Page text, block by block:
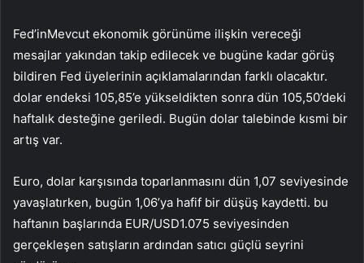
Fed’inMevcut ekonomik görünüme ilişkin vereceği
mesajlar yakından takip edilecek ve bugüne kadar görüş
bildiren Fed üyelerinin açıklamalarından farklı olacaktır.
dolar endeksi 105,85’e yükseldikten sonra dün 105,50’deki
haftalık desteğine geriledi. Bugün dolar talebinde kısmi bir
artış var.
Euro, dolar karşısında toparlanmasını dün 1,07 seviyesinde
yavaşlatırken, bugün 1,06’ya hafif bir düşüş kaydetti. bu
haftanın başlarında EUR/USD1.075 seviyesinden
gerçekleşen satışların ardından satıcı güçlü seyrini